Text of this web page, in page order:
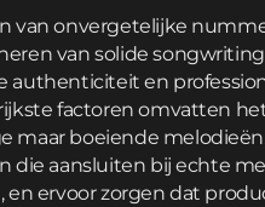
van onvergetelijke
van solide
authenticiteit en
factoren omvatten
maar boeiende
die aansluiten bij echte
en ervoor zorgen dat